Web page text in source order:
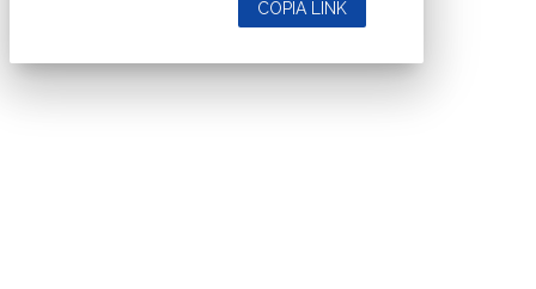
COPIA LINK